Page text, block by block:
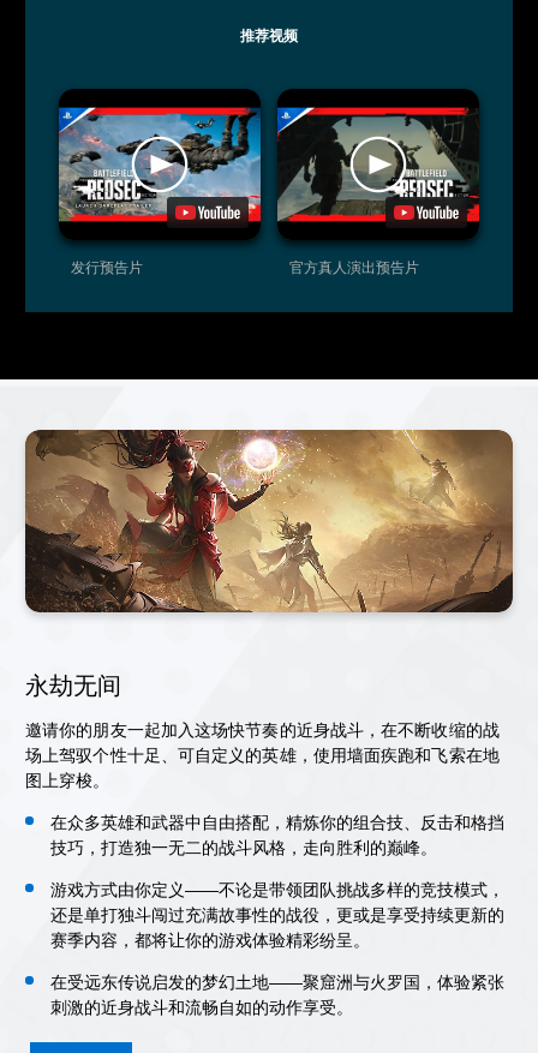
推荐视频
发行预告片 官方真人演出预告片
永劫无间
邀请你的朋友一起加入这场快节奏的近身战斗，在不断收缩的战
场上驾驭个性十足、可自定义的英雄，使用墙面疾跑和飞索在地
图上穿梭。
在众多英雄和武器中自由搭配，精炼你的组合技、反击和格挡
技巧，打造独一无二的战斗风格，走向胜利的巅峰。
游戏方式由你定义——不论是带领团队挑战多样的竞技模式，
还是单打独斗闯过充满故事性的战役，更或是享受持续更新的
赛季内容，都将让你的游戏体验精彩纷呈。
在受远东传说启发的梦幻土地——聚窟洲与火罗国，体验紧张
刺激的近身战斗和流畅自如的动作享受。